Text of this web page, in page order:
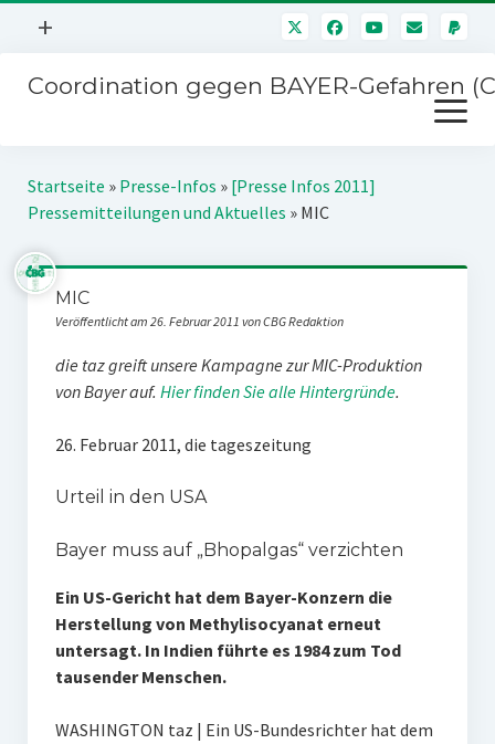
Menü
+
Mitmachen
Über uns
Kontakt
Impressum
Coordination gegen BAYER-Gefahren
Menü
öffnen
Kampagnen
Stichwort BAYER
Jahrestagung
SPENDEN
Startseite » Presse-Infos » [Presse Infos 2011]
Pressemitteilungen und Aktuelles » MIC
MIC
Veröffentlicht am 26. Februar 2011 von CBG Redaktion
die taz greift unsere Kampagne zur MIC-Produktion
von Bayer auf. Hier finden Sie alle Hintergründe.
26. Februar 2011, die tageszeitung
Urteil in den USA
Bayer muss auf „Bhopalgas“ verzichten
Ein US-Gericht hat dem Bayer-Konzern die
Herstellung von Methylisocyanat erneut
untersagt. In Indien führte es 1984 zum Tod
tausender Menschen.
WASHINGTON taz | Ein US-Bundesrichter hat dem